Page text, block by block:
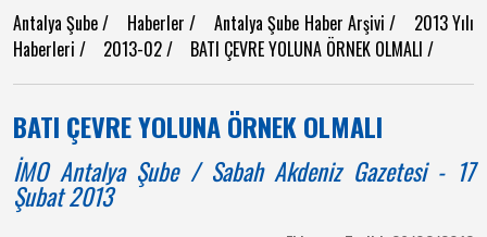
Antalya Şube/ Haberler/Antalya Şube Haber Arşivi/ 2013 Yılı
Haberleri / 2013-02/ BATI ÇEVRE YOLUNA ÖRNEK OLMALI /
BATI ÇEVRE YOLUNA ÖRNEK OLMALI
İMO Antalya Şube / Sabah Akdeniz Gazetesi - 17
Şubat 2013